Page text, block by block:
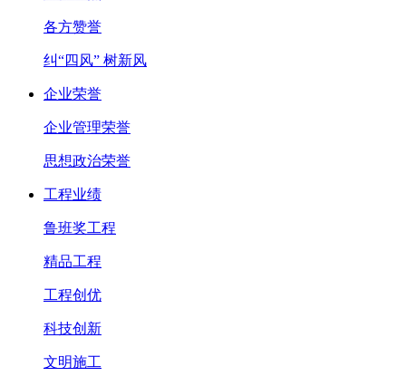
各方赞誉
纠“四风” 树新风
企业荣誉
企业管理荣誉
思想政治荣誉
工程业绩
鲁班奖工程
精品工程
工程创优
科技创新
文明施工